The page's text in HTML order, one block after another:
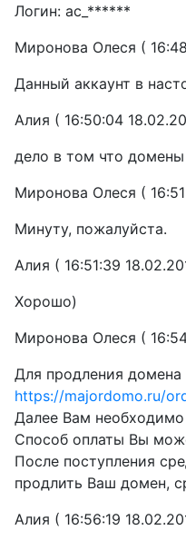
Логин: ac_******
Миронова Олеся (
Данный аккаунт в
Алия ( 16:50:04
дело в том что домены
Миронова Олеся (
Минуту, пожалуйста.
Алия ( 16:51:39
Хорошо)
Миронова Олеся (
Для продления домена
https://majordomo.ru/
Далее Вам необходимо
Способ оплаты Вы
После поступления
продлить Ваш домен,
Алия ( 16:56:19